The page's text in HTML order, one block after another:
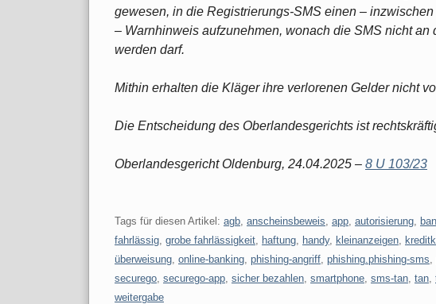
gewesen, in die Registrierungs-SMS einen –
– Warnhinweis aufzunehmen, wonach die SMS nicht an
werden darf.
Mithin erhalten die Kläger ihre verlorenen Gelder nicht
Die Entscheidung des Oberlandesgerichts ist
Oberlandesgericht Oldenburg, 24.04.2025 – 8 U 103/23
Tags für diesen Artikel: agb anscheinsbeweis app autorisierung
fahrlässig grobe fahrlässigkeit haftung handy, kleinanzeigen
überweisung online-banking phishing-angriff phishing.phishing-sms
securego securego-app sicher bezahlen smartphone sms-tan tan
weitergabe